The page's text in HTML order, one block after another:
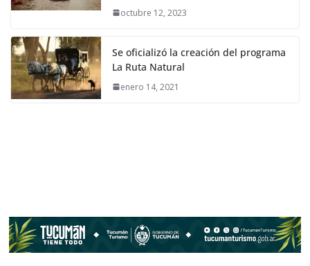
octubre 12, 2023
Se oficializó la creación del programa
La Ruta Natural
enero 14, 2021